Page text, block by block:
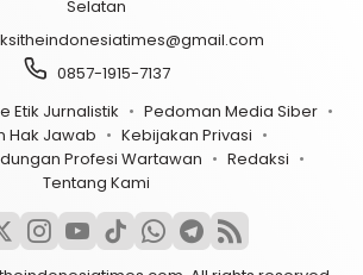
Selatan
0857-1915-7137
Etik Jurnalistik
Pedoman Media Siber
Hak Jawab
Kebijakan Privasi
Profesi Wartawan
Redaksi
Tentang Kami